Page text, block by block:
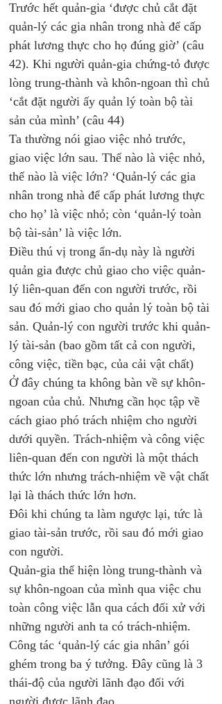
Trước hết quản-gia ‘được chủ cắt đặt
quản-lý các gia nhân trong nhà để cấp
phát lương thực cho họ đúng giờ’ (câu
42). Khi người quản-gia chứng-tỏ được
lòng trung-thành và khôn-ngoan thì chủ
‘cắt đặt người ấy quản lý toàn bộ tài
sản của mình’ (câu 44)
Ta thường nói giao việc nhỏ trước,
giao việc lớn sau. Thế nào là việc nhỏ,
thế nào là việc lớn? ‘Quản-lý các gia
nhân trong nhà để cấp phát lương thực
cho họ’ là việc nhỏ; còn ‘quản-lý toàn
bộ tài-sản’ là việc lớn.
Điều thú vị trong ẩn-dụ này là người
quản gia được chủ giao cho việc quản-
lý liên-quan đến con người trước, rồi
sau đó mới giao cho quản lý toàn bộ tài
sản. Quản-lý con người trước khi quản-
lý tài-sản (bao gồm tất cả con người,
công việc, tiền bạc, của cải vật chất)
Ở đây chúng ta không bàn về sự khôn-
ngoan của chủ. Nhưng cần học tập về
cách giao phó trách nhiệm cho người
dưới quyền. Trách-nhiệm và công việc
liên-quan đến con người là một thách
thức lớn nhưng trách-nhiệm về vật chất
lại là thách thức lớn hơn.
Đôi khi chúng ta làm ngược lại, tức là
giao tài-sản trước, rồi sau đó mới giao
con người.
Quản-gia thể hiện lòng trung-thành và
sự khôn-ngoan của mình qua việc chu
toàn công việc lẫn qua cách đối xử với
những người anh ta có trách-nhiệm.
Công tác ‘quản-lý các gia nhân’ gói
ghém trong ba ý tưởng. Đây cũng là 3
thái-độ của người lãnh đạo đối với
người được lãnh đạo.